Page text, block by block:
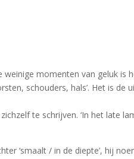
weinige momenten van geluk is
schouders, hals’. Het is de
te schrijven. ‘In het late
‘smaalt / in de diepte’, hij